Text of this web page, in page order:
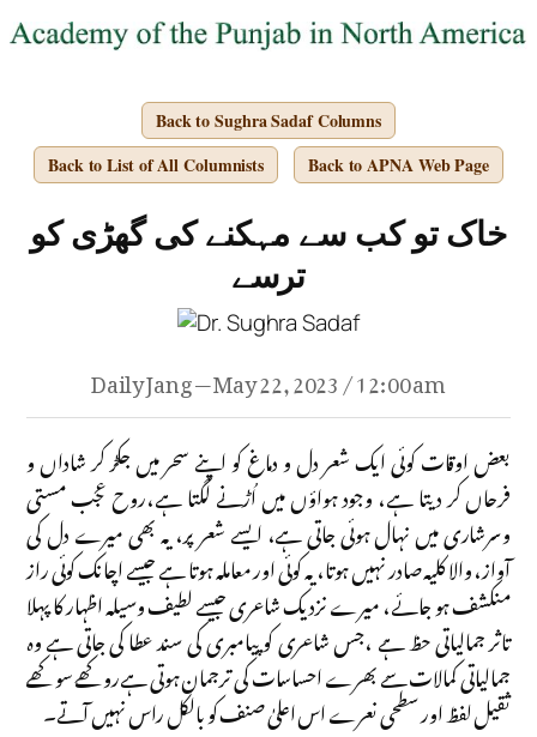
Back to Sughra Sadaf Columns
Back to List of All Columnists
Back to APNA Web Page
خاک تو کب سے مہکنے کی گھڑی کو
ترسے
Daily Jang — May 22, 2023 / 12:00 am
بعض اوقات کوئی ایک شعر دل و دماغ کو اپنے سحر میں جکڑ کر شاداں و
فرحاں کر دیتا ہے، وجود ہواؤں میں اُڑنے لگتا ہے،روح عجب مستی
وسرشاری میں نہال ہوئی جاتی ہے، ایسے شعر پر، یہ بھی میرے دل کی
آواز، والا کلیہ صادر نہیں ہوتا، یہ کوئی اور معاملہ ہوتا ہے جیسے اچانک کوئی راز
منکشف ہو جائے، میرے نزدیک شاعری جیسے لطیف وسیلہ اظہار کا پہلا
تاثر جمالیاتی حظ ہے ،جس شاعری کو پیامبری کی سند عطا کی جاتی ہے وہ
جمالیاتی کمالات سے بھرے احساسات کی ترجمان ہوتی ہےروکھے سوکھے
ثقیل لفظ اور سطحی نعرے اس اعلیٰ صنف کو بالکل راس نہیں آتے۔